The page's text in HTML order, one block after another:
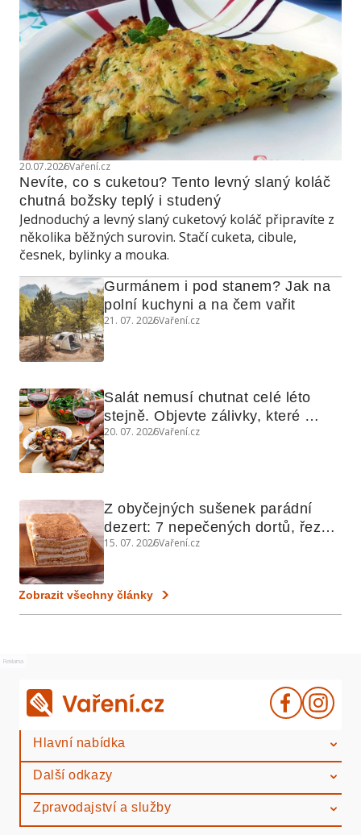
20.07.2026Vaření.cz
Nevíte, co s cuketou? Tento levný slaný koláč
chutná božsky teplý i studený
Jednoduchý a levný slaný cuketový koláč připravíte z
několika běžných surovin. Stačí cuketa, cibule,
česnek, bylinky a mouka.
Gurmánem i pod stanem? Jak na
polní kuchyni a na čem vařit
21. 07. 2026Vaření.cz
Salát nemusí chutnat celé léto
stejně. Objevte zálivky, které
využijete i na maso, nudle nebo
20. 07. 2026Vaření.cz
Z obyčejných sušenek parádní
dezert: 7 nepečených dortů, řezů
a koláčů
15. 07. 2026Vaření.cz
Zobrazit všechny články
Reklama
Hlavní nabídka
Další odkazy
Zpravodajství a služby